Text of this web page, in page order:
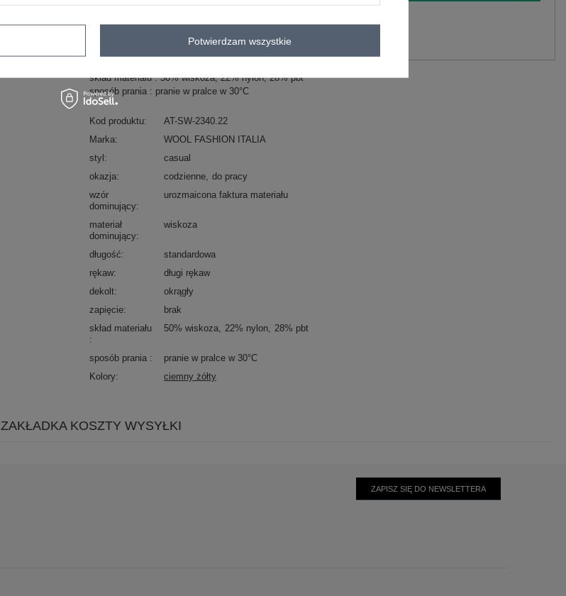
+48 601 547 740 Zadaj pytanie
skład materiału : 50% wiskoza, 22% nylon, 28% pbt
sposób prania : pranie w pralce w 30°C
Kod produktu
AT-SW-2340.22
Marka
WOOL FASHION ITALIA
styl
casual
okazja
codzienne do pracy
wzór
dominujący
urozmaicona faktura materiału
materiał
dominujący
wiskoza
długość
standardowa
rękaw
długi rękaw
dekolt
okrągły
zapięcie
brak
skład materiału
50% wiskoza 22% nylon 28% pbt
sposób prania
pranie w pralce w 30°C
Kolory
ciemny żółty
ZAKŁADKA KOSZTY WYSYŁKI
ZAPISZ SIĘ DO NEWSLETTERA
Potwierdzam wszystkie